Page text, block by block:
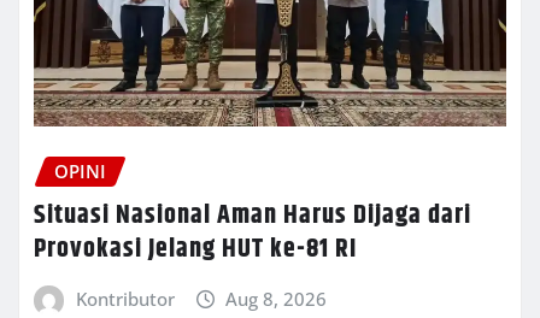
OPINI
Situasi Nasional Aman Harus Dijaga dari
Provokasi Jelang HUT ke-81 RI
Kontributor Aug 8, 2026